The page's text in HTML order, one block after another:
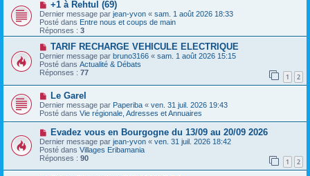
g
e
m
e
s
s
g
e
N
o
u
v
e
a
m
e
s
s
a
g
e
+1 à Rehtul (69)
Dernier message par jean-yvon « sam. 1 août 2026 18:33
Posté dans Entre nous et coups de main
Réponses : 3
N
o
u
v
e
a
u
m
e
s
a
g
e
TARIF RECHARGE VEHICULE ELECTRIQUE
Dernier message par bruno3166 « sam. 1 août 2026 15:15
Posté dans Actualité & Débats
Réponses : 77 1 2
N
o
u
v
e
a
u
m
e
s
Le Garel
Dernier message par Paperiba « ven. 31 juil. 2026 19:43
Posté dans Vie régionale, Adresses et Annuaires
N
o
u
v
e
a
Evadez vous en Bourgogne du 13/09 au 20/09 2026
Dernier message par jean-yvon « ven. 31 juil. 2026 18:42
Posté dans Villages Eribamania
Réponses : 90 1 2